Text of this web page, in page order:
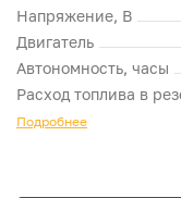
Напряжение, В
Двигатель
Автономность, часы
Расход топлива в
Подробнее